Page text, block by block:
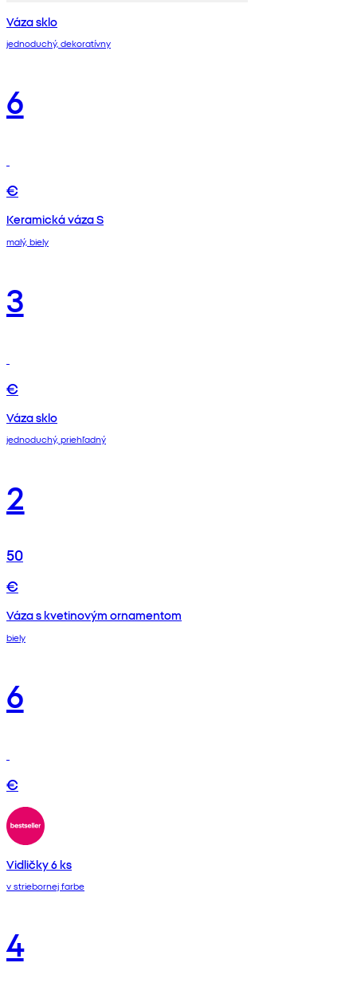
Váza sklo
jednoduchý, dekoratívny
6
€
Keramická váza S
malý, biely
3
€
Váza sklo
jednoduchý, priehľadný
2
50
€
Váza s kvetinovým ornamentom
biely
6
€
Vidličky 6 ks
v striebornej farbe
4